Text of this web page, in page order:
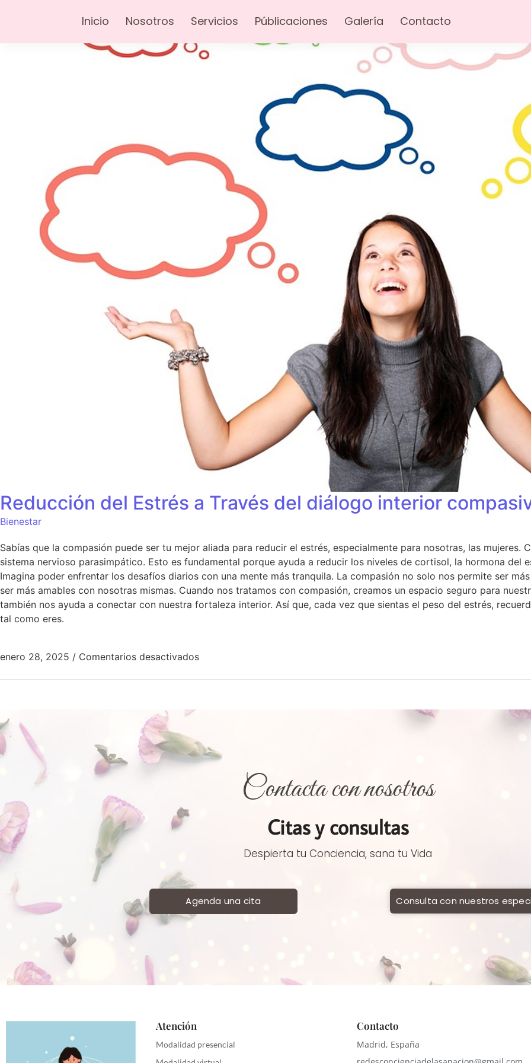
Inicio Nosotros Servicios Públicaciones Galería Contacto
Reducción del Estrés a Través del diálogo interior
Bienestar
Sabías que la compasión puede ser tu mejor aliada para reducir el estrés, especialmente para nosotras, las
sistema nervioso parasimpático. Esto es fundamental porque ayuda a reducir los niveles de cortisol, la hormona del
Imagina poder enfrentar los desafíos diarios con una mente más tranquila. La compasión no solo nos permite ser
ser más amables con nosotras mismas. Cuando nos tratamos con compasión, creamos un espacio seguro para
también nos ayuda a conectar con nuestra fortaleza interior. Así que, cada vez que sientas el peso del estrés,
tal como eres.
enero 28, 2025 / Comentarios desactivados
Contacta con nosotros
Citas y consultas
Despierta tu Conciencia, sana tu Vida
Agenda una cita Consulta con nuestros
Atención
Modalidad presencial
Contacto
Madrid, España